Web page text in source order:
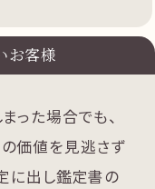
お客様
った場合でも、
価値を見逃さず
に出し鑑定書の